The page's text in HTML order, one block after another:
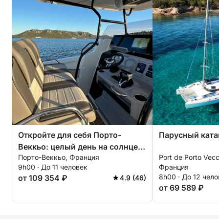
Откройте для себя Порто-
Веккьо: целый день на солнце
на моторной лодке.
Порто-Веккьо, Франция
9h00 · До 11 человек
от 109 354 ₽ 4.9 (46)
Парусный
Port de Porto
Франция
8h00 · До 12
от 69 589 ₽